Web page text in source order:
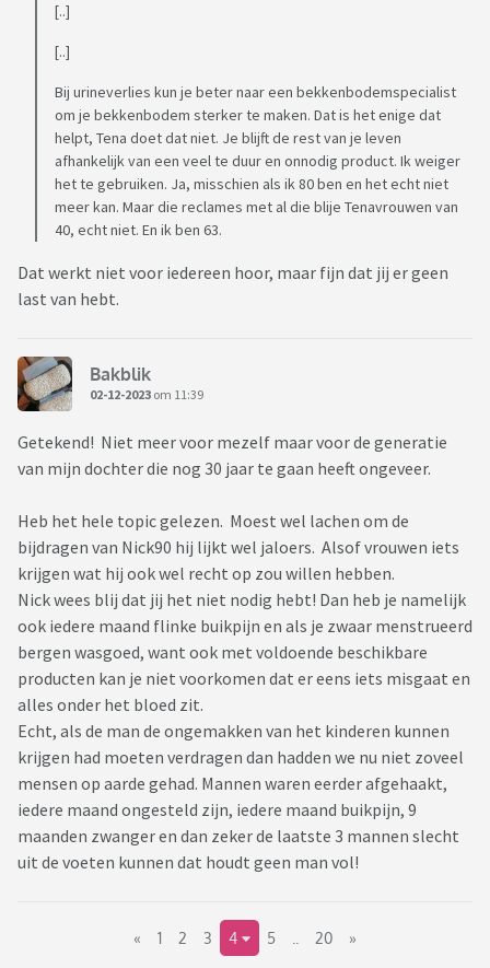
[..]
[..]
Bij urineverlies kun je beter naar een bekkenbodemspecialist
om je bekkenbodem sterker te maken. Dat is het enige dat
helpt, Tena doet dat niet. Je blijft de rest van je leven
afhankelijk van een veel te duur en onnodig product. Ik weiger
het te gebruiken. Ja, misschien als ik 80 ben en het echt niet
meer kan. Maar die reclames met al die blije Tenavrouwen van
40, echt niet. En ik ben 63.
Dat werkt niet voor iedereen hoor, maar fijn dat jij er geen
last van hebt.
Bakblik
02-12-2023 om 11:39
Getekend! Niet meer voor mezelf maar voor de generatie
van mijn dochter die nog 30 jaar te gaan heeft ongeveer.
Heb het hele topic gelezen. Moest wel lachen om de
bijdragen van Nick90 hij lijkt wel jaloers. Alsof vrouwen iets
krijgen wat hij ook wel recht op zou willen hebben.
Nick wees blij dat jij het niet nodig hebt! Dan heb je namelijk
ook iedere maand flinke buikpijn en als je zwaar menstrueerd
bergen wasgoed, want ook met voldoende beschikbare
producten kan je niet voorkomen dat er eens iets misgaat en
alles onder het bloed zit.
Echt, als de man de ongemakken van het kinderen kunnen
krijgen had moeten verdragen dan hadden we nu niet zoveel
mensen op aarde gehad. Mannen waren eerder afgehaakt,
iedere maand ongesteld zijn, iedere maand buikpijn, 9
maanden zwanger en dan zeker de laatste 3 mannen slecht
uit de voeten kunnen dat houdt geen man vol!
« 1 2 3 4 5 20 »